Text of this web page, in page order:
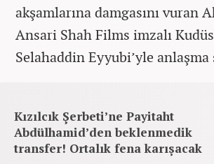
akşamlarına damgasını vuran
Ansari Shah Films imzalı
Selahaddin Eyyubi’yle anlaşma
Kızılcık Şerbeti’ne Payitaht
Abdülhamid’den beklenmedik
transfer! Ortalık fena karışacak